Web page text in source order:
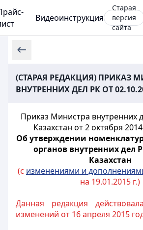
Видеоинструкция
Старая
версия
сайта
(СТАРАЯ РЕДАКЦИЯ) ПРИКАЗ
ВНУТРЕННИХ ДЕЛ РК ОТ
Приказ Министра внутренних
Казахстан от 2 октября
Об утверждении
органов внутренних дел
Казахстан
(с изменениями и
на 19.01.2015 г.)
Данная редакция
изменений от 16 апреля 2015